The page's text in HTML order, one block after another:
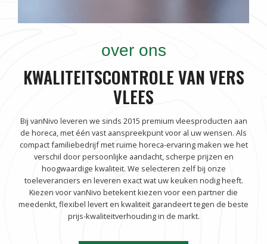
over ons
KWALITEITSCONTROLE VAN VERS
VLEES
Bij vanNivo leveren we sinds 2015 premium vleesproducten aan
de horeca, met één vast aanspreekpunt voor al uw wensen. Als
compact familiebedrijf met ruime horeca-ervaring maken we het
verschil door persoonlijke aandacht, scherpe prijzen en
hoogwaardige kwaliteit. We selecteren zelf bij onze
toeleveranciers en leveren exact wat uw keuken nodig heeft.
Kiezen voor vanNivo betekent kiezen voor een partner die
meedenkt, flexibel levert en kwaliteit garandeert tegen de beste
prijs-kwaliteitverhouding in de markt.